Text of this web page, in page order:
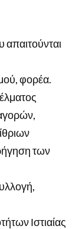
φορέα.
των
Ιστιαίας